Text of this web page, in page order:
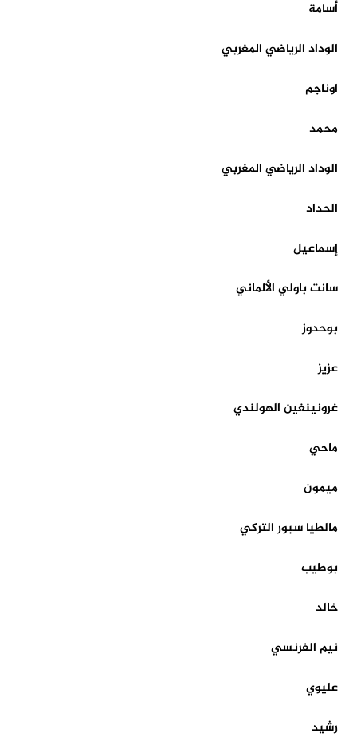
أسامة
الوداد الرياضي المغربي
اوناجم
محمد
الوداد الرياضي المغربي
الحداد
إسماعيل
سانت باولي الألماني
بوحدوز
عزيز
غرونينغين الهولندي
ماحي
ميمون
مالطيا سبور التركي
بوطيب
خالد
نيم الفرنسي
عليوي
رشيد